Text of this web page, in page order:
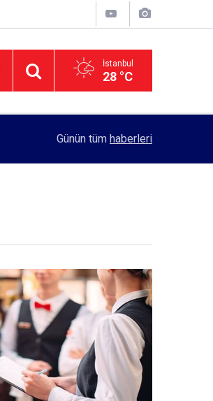
İstanbul
28 °C
Rektörlük, kadın öğrencilerin güvenliği için
Günün tüm haberleri